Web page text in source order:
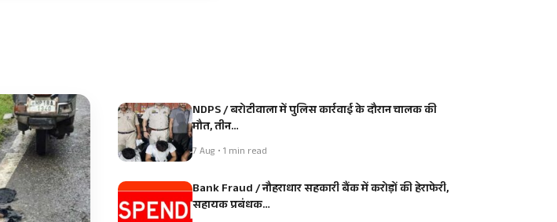
NDPS / बरोटीवाला में पुलिस कार्रवाई के दौरान चालक की
मौत, तीन…
7 Aug • 1 min read
Bank Fraud / नौहराधार सहकारी बैंक में करोड़ों की हेराफेरी,
सहायक प्रबंधक…